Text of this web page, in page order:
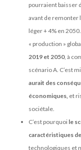
pourraient baisser
avant de remonter
léger + 4% en
« production »
2019 et 2050, à
scénario A. C’est
aurait des
économiques, et
sociétale.
C’est pourquoi le
caractéristiques
technologiques et